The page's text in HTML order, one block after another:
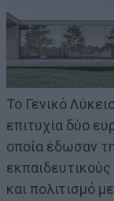
Το Γενικό
επιτυχία δύο
οποία έδωσαν
και πολιτισμό